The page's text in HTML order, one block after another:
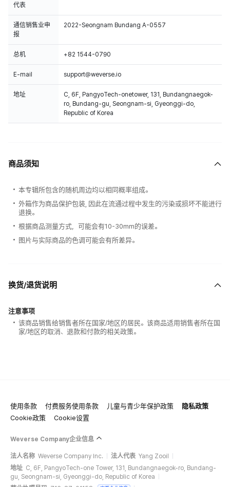
代表
通信销售业申
报
2022-Seongnam Bundang A-0557
总机 +82 1544-0790
E-mail support@weverse.io
地址
C, 6F, PangyoTech-onetower, 131, Bundangnaegok-
ro, Bundang-gu, Seongnam-si, Gyeonggi-do,
Republic of Korea
商品须知
本专辑所包含的随机周边均以相同概率组成。
外箱作为商品保护包装, 因此在流通过程中发生的污染或损坏不能进行
退换。
根据商品测量方式，可能会有10-30mm的误差。
图片与实际商品的色调可能会有所差异。
换货/退货说明
注意事项
该商品销售给销售者所在国家/地区的居民。该商品适用销售者所在国
家/地区的取消、退款和付款的相关政策。
使用条款 付费服务使用条款 儿童与青少年保护政策
隐私政策
Cookie政策
Cookie设置
Weverse Company企业信息
法人名称 Weverse Company Inc. 法人代表 Yang Zooil
地址 C, 6F, PangyoTech-one Tower, 131, Bundangnaegok-ro, Bundang-
gu, Seongnam-si, Gyeonggi-do, Republic of Korea